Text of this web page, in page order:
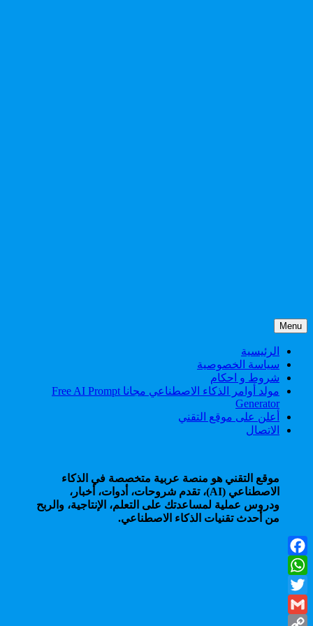
Skip
to
content
Menu
الرئيسية
سياسة الخصوصية
شروط و احكام
مولد أوامر الذكاء الاصطناعي مجانا Free AI Prompt
Generator
أعلن على موقع التقني
الاتصال
موقع التقني هو منصة عربية متخصصة في الذكاء
الاصطناعي (AI)، تقدم شروحات، أدوات، أخبار،
ودروس عملية لمساعدتك على التعلم، الإنتاجية، والربح
من أحدث تقنيات الذكاء الاصطناعي.
Facebook
WhatsApp
Twitter
Gmail